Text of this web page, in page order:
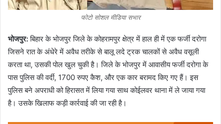
फोटो सोशल मीडिया सभार
भोजपुर:बिहार के भोजपुर जिले के कोहरामपुर क्षेत्र में हाल ही में एक फर्जी दरोगा
जिसने रात के अंधेरे में अवैध तरीके से बालू लदे ट्रक चालकों से अवैध वसूली
करता था, उसकी पोल खुल चुकी है। जिले के भोजपुर में आवासीय फर्जी दरोगा के
पास पुलिस की वर्दी, 1700 रुपए कैश, और एक कार बरामद किए गए हैं। इस
पुलिस बने अपराधी को हिरासत में लिया गया साथ कोईलवर थाना में ले जाया गया
है। उसके खिलाफ कड़ी कार्रवाई की जा रही है।